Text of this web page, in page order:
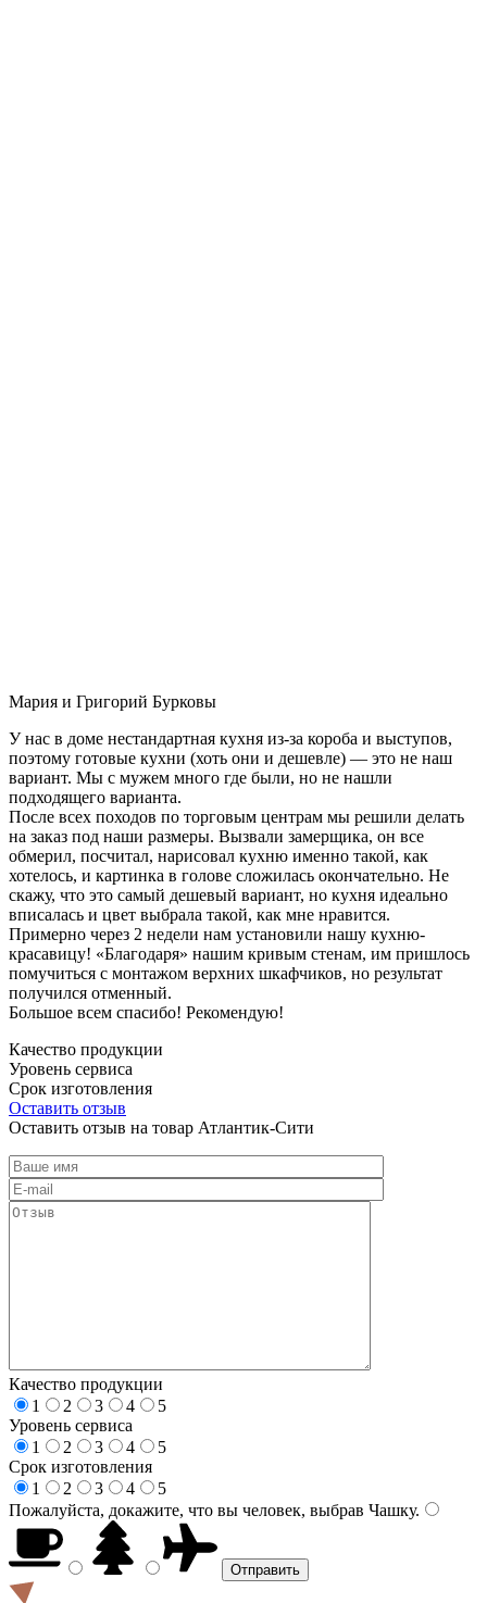
Мария и Григорий Бурковы
У нас в доме нестандартная кухня из-за короба и выступов,
поэтому готовые кухни (хоть они и дешевле) — это не наш
вариант. Мы с мужем много где были, но не нашли
подходящего варианта.
После всех походов по торговым центрам мы решили делать
на заказ под наши размеры. Вызвали замерщика, он все
обмерил, посчитал, нарисовал кухню именно такой, как
хотелось, и картинка в голове сложилась окончательно. Не
скажу, что это самый дешевый вариант, но кухня идеально
вписалась и цвет выбрала такой, как мне нравится.
Примерно через 2 недели нам установили нашу кухню-
красавицу! «Благодаря» нашим кривым стенам, им пришлось
помучиться с монтажом верхних шкафчиков, но результат
получился отменный.
Большое всем спасибо! Рекомендую!
Качество продукции
Уровень сервиса
Срок изготовления
Оставить отзыв
Оставить отзыв на товар Атлантик-Сити
Качество продукции
1
2 3 4
5
Уровень сервиса
1
2 3 4
5
Срок изготовления
1
2 3 4
5
Пожалуйста, докажите, что вы человек, выбрав Чашку.